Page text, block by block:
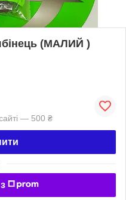
(МАЛИЙ )
— 500 ₴